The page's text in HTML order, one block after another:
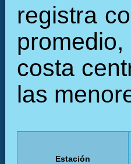
registra
costa
las
Estación